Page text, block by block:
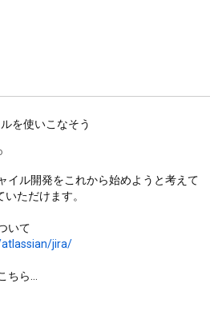
を使いこなそう
イル開発をこれから始めようと考えて
ただけます。
jira/
ちら